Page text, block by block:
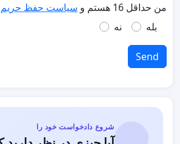
من حداقل 16 هستم و سیاست حفظ حریم
بله
نه
Send
شروع دادخواست خود را